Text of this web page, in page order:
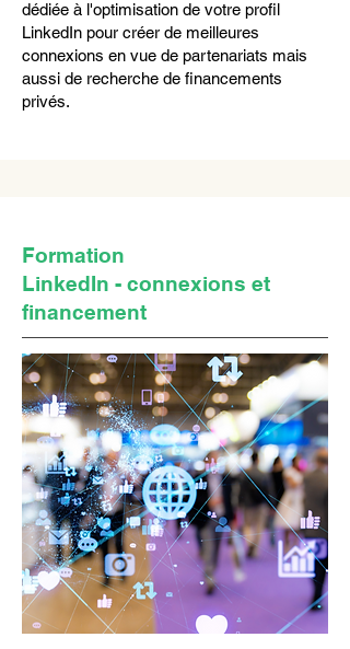
dédiée à l'optimisation de votre profil
LinkedIn pour créer de meilleures
connexions en vue de partenariats mais
aussi de recherche de financements
privés.
Formation
LinkedIn - connexions et
financement